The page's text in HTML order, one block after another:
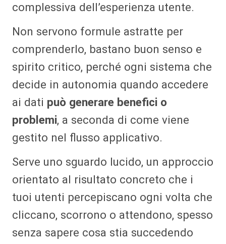
complessiva dell’esperienza utente.
Non servono formule astratte per
comprenderlo, bastano buon senso e
spirito critico, perché ogni sistema che
decide in autonomia quando accedere
ai dati può generare benefici o
problemi, a seconda di come viene
gestito nel flusso applicativo.
Serve uno sguardo lucido, un approccio
orientato al risultato concreto che i
tuoi utenti percepiscano ogni volta che
cliccano, scorrono o attendono, spesso
senza sapere cosa stia succedendo